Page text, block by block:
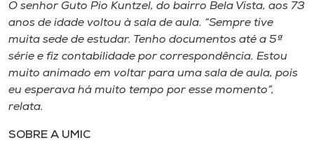
O senhor Guto Pio Kuntzel, do bairro Bela Vista, aos 73
anos de idade voltou à sala de aula. “Sempre tive
muita sede de estudar. Tenho documentos até a 5ª
série e fiz contabilidade por correspondência. Estou
muito animado em voltar para uma sala de aula, pois
eu esperava há muito tempo por esse momento”,
relata.
SOBRE A UMIC